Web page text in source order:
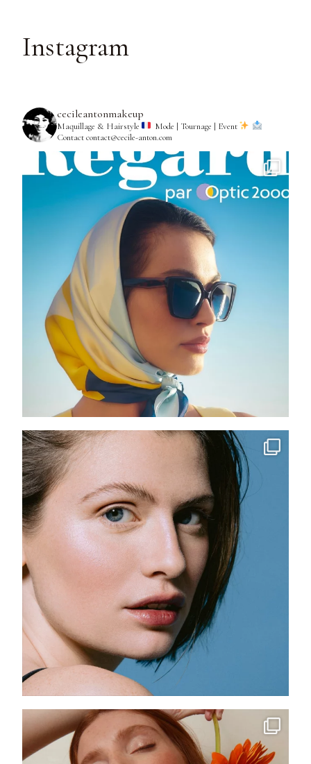
Instagram
cecileantonmakeup
Maquillage & Hairstyle
Mode | Tournage | Event
Contact contact@cecile-anton.com